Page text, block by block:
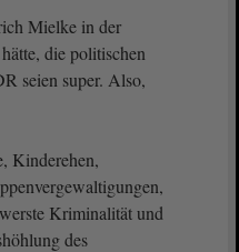
Mielke in der
die politischen
seien super. Also,
Kinderehen,
Kriminalität und
des